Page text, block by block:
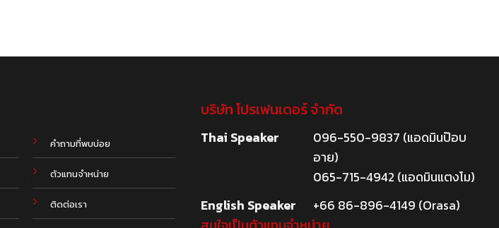
คำถามที่พบบ่อย
ตัวแทนจำหน่าย
ติดต่อเรา
บริษัท โปรเฟนเดอร์ จำกัด
Thai Speaker
096-550-9837 (แอดมินป๊อบ
อาย)
065-715-4942 (แอดมินแตงโม)
English Speaker
+66 86-896-4149 (Orasa)